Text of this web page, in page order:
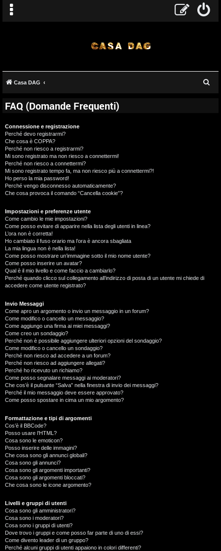
Casa DAG
FAQ (Domande Frequenti)
Connessione e registrazione
Perché devo registrarmi?
Che cosa è COPPA?
Perché non riesco a registrarmi?
Mi sono registrato ma non riesco a connettermi!
Perché non riesco a connettermi?
Mi sono registrato tempo fa, ma non riesco più a connettermi?!
Ho perso la mia password!
Perché vengo disconnesso automaticamente?
Che cosa provoca il comando “Cancella cookie”?
Impostazioni e preferenze utente
Come cambio le mie impostazioni?
Come posso evitare di apparire nella lista degli utenti in linea?
L’ora non è corretta!
Ho cambiato il fuso orario ma l’ora è ancora sbagliata
La mia lingua non è nella lista!
Come posso mostrare un’immagine sotto il mio nome utente?
Come posso inserire un avatar?
Qual è il mio livello e come faccio a cambiarlo?
Perché quando clicco sul collegamento all’indirizzo di posta di un utente mi chiede di
accedere come utente registrato?
Invio Messaggi
Come apro un argomento o invio un messaggio in un forum?
Come modifico o cancello un messaggio?
Come aggiungo una firma ai miei messaggi?
Come creo un sondaggio?
Perché non è possibile aggiungere ulteriori opzioni del sondaggio?
Come modifico o cancello un sondaggio?
Perché non riesco ad accedere a un forum?
Perché non riesco ad aggiungere allegati?
Perché ho ricevuto un richiamo?
Come posso segnalare messaggi ai moderatori?
Che cos’è il pulsante “Salva” nella finestra di invio dei messaggi?
Perché il mio messaggio deve essere approvato?
Come posso spostare in cima un mio argomento?
Formattazione e tipi di argomenti
Cos’è il BBCode?
Posso usare l’HTML?
Cosa sono le emoticon?
Posso inserire delle immagini?
Che cosa sono gli annunci globali?
Cosa sono gli annunci?
Cosa sono gli argomenti importanti?
Cosa sono gli argomenti bloccati?
Che cosa sono le icone argomento?
Livelli e gruppi di utenti
Cosa sono gli amministratori?
Cosa sono i moderatori?
Cosa sono i gruppi di utenti?
Dove trovo i gruppi e come posso far parte di uno di essi?
Come divento leader di un gruppo?
Perché alcuni gruppi di utenti appaiono in colori differenti?